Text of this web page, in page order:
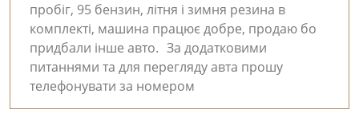
пробіг, 95 бензин, літня і зимня резина в
комплекті, машина працює добре, продаю бо
придбали інше авто. За додатковими
питаннями та для перегляду авта прошу
телефонувати за номером